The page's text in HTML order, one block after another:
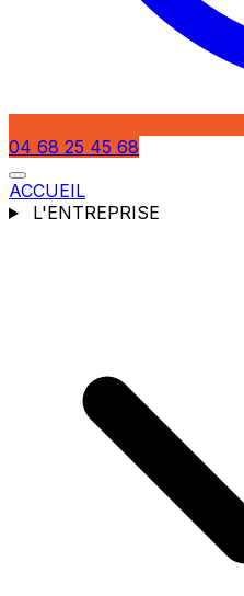
04 68 25 45 68
ACCUEIL
L'ENTREPRISE